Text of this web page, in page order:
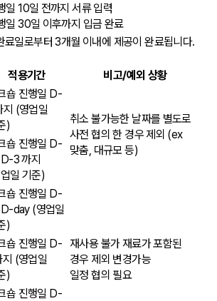
일 10일 전까지 서류 입력
일 30일 이후까지 입금 완료
료일로부터 3개월 이내에 제공이 완료됩니다.
적용기간
비고/예외 상황
숍 진행일 D-
지 (영업일
)
취소 불가능한 날짜를 별도로
사전 협의 한 경우 제외 (ex
맞춤, 대규모 등)
숍 진행일 D-
3 까지
일 기준)
숍 진행일 D-
day(영업일
)
숍 진행일 D-
(영업일
)
재사용 불가 재료가 포함된
경우 제외 변경가능
일정 협의 필요
숍 진행일 D-